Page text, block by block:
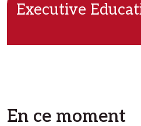
Executive
En ce moment